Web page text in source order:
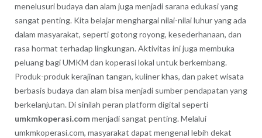
menelusuri budaya dan alam juga menjadi sarana edukasi yang
sangat penting. Kita belajar menghargai nilai-nilai luhur yang ada
dalam masyarakat, seperti gotong royong, kesederhanaan, dan
rasa hormat terhadap lingkungan. Aktivitas ini juga membuka
peluang bagi UMKM dan koperasi lokal untuk berkembang.
Produk-produk kerajinan tangan, kuliner khas, dan paket wisata
berbasis budaya dan alam bisa menjadi sumber pendapatan yang
berkelanjutan. Di sinilah peran platform digital seperti
umkmkoperasi.commenjadi sangat penting. Melalui
umkmkoperasi.com, masyarakat dapat mengenal lebih dekat